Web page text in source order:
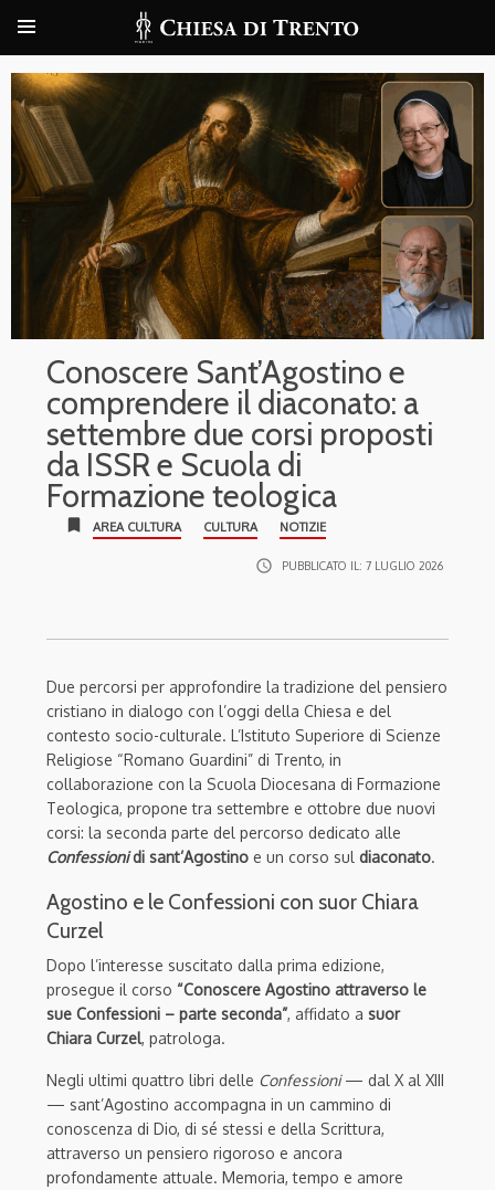
Conoscere Sant’Agostino e
comprendere il diaconato: a
settembre due corsi proposti
da ISSR e Scuola di
Formazione teologica
bookmark AREA CULTURA CULTURA NOTIZIE
access_time PUBBLICATO IL: 7 LUGLIO 2026
Due percorsi per approfondire la tradizione del pensiero
cristiano in dialogo con l’oggi della Chiesa e del
contesto socio-culturale. L’Istituto Superiore di Scienze
Religiose “Romano Guardini” di Trento, in
collaborazione con la Scuola Diocesana di Formazione
Teologica, propone tra settembre e ottobre due nuovi
corsi: la seconda parte del percorso dedicato alle
Confessionidi sant’Agostino e un corso sul diaconato.
Agostino e le Confessioni con suor Chiara
Curzel
Dopo l’interesse suscitato dalla prima edizione,
prosegue il corso “Conoscere Agostino attraverso le
sue Confessioni – parte seconda”, affidato a suor
Chiara Curzel, patrologa.
Negli ultimi quattro libri delle Confessioni— dal X al XIII
— sant’Agostino accompagna in un cammino di
conoscenza di Dio, di sé stessi e della Scrittura,
attraverso un pensiero rigoroso e ancora
profondamente attuale. Memoria, tempo e amore